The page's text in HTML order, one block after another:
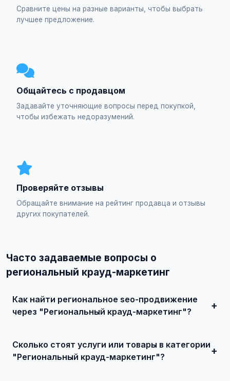
Сравните цены на разные варианты, чтобы выбрать
лучшее предложение.
Общайтесь с продавцом
Задавайте уточняющие вопросы перед покупкой,
чтобы избежать недоразумений.
Проверяйте отзывы
Обращайте внимание на рейтинг продавца и отзывы
других покупателей.
Часто задаваемые вопросы о
региональный крауд-маркетинг
Как найти региональное seo-продвижение
через "Региональный крауд-маркетинг"?
и договоритесь о сделке.
Сколько стоят услуги или товары в категории
"Региональный крауд-маркетинг"?